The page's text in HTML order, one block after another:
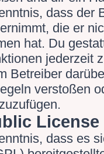
dass der
die er
hat. Du
jederzeit
Betreiber
verstoßen
License
dass es